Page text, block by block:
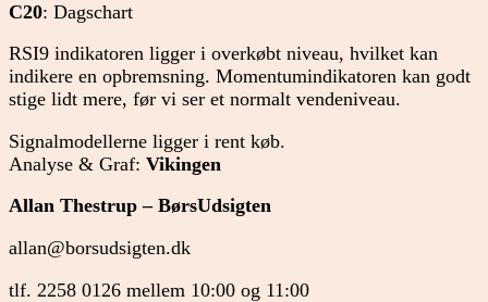
C20: Dagschart
RSI9 indikatoren ligger i overkøbt niveau, hvilket kan
indikere en opbremsning. Momentumindikatoren kan godt
stige lidt mere, før vi ser et normalt vendeniveau.
Signalmodellerne ligger i rent køb.
Analyse & Graf: Vikingen
Allan Thestrup – BørsUdsigten
allan@borsudsigten.dk
tlf. 2258 0126 mellem 10:00 og 11:00